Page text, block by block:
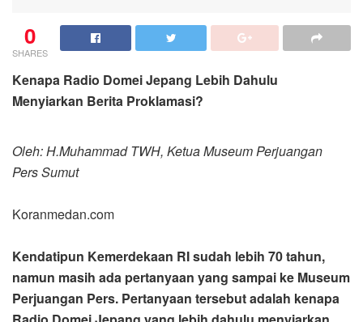
0
SHARES
Kenapa Radio Domei Jepang Lebih Dahulu
Menyiarkan Berita Proklamasi?
Oleh: H.Muhammad TWH, Ketua Museum Perjuangan
Pers Sumut
Koranmedan.com
Kendatipun Kemerdekaan RI sudah lebih 70 tahun,
namun masih ada pertanyaan yang sampai ke Museum
Perjuangan Pers. Pertanyaan tersebut adalah kenapa